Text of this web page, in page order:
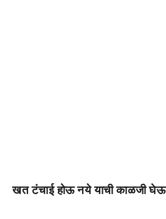
खत टंचाई होऊ नये याची काळजी घेऊ